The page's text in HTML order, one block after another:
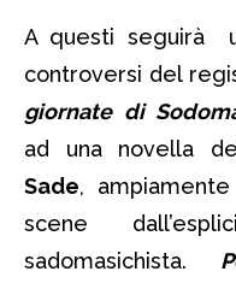
A questi seguirà
controversi del
giornate di
ad una novella
Sade,
scene
sadomasichista.